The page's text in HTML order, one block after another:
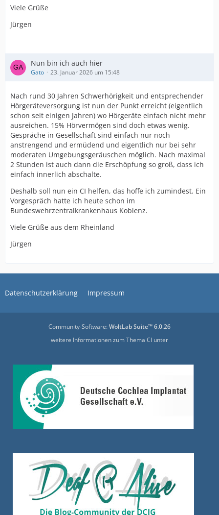
Viele Grüße
Jürgen
Nun bin ich auch hier
Gato 23. Januar 2026 um 15:48
Nach rund 30 Jahren Schwerhörigkeit und entsprechender
Hörgeräteversorgung ist nun der Punkt erreicht (eigentlich
schon seit einigen Jahren) wo Hörgeräte einfach nicht mehr
ausreichen. 15% Hörvermögen sind doch etwas wenig.
Gespräche in Gesellschaft sind einfach nur noch
anstrengend und ermüdend und eigentlich nur bei sehr
moderaten Umgebungsgeräuschen möglich. Nach maximal
2 Stunden ist auch dann die Erschöpfung so groß, dass ich
einfach innerlich abschalte.
Deshalb soll nun ein CI helfen, das hoffe ich zumindest. Ein
Vorgespräch hatte ich heute schon im
Bundeswehrzentralkrankenhaus Koblenz.
Viele Grüße aus dem Rheinland
Jürgen
Datenschutzerklärung Impressum
Community-Software:WoltLab Suite™ 6.0.26
weitere Informationen zum Thema CI unter